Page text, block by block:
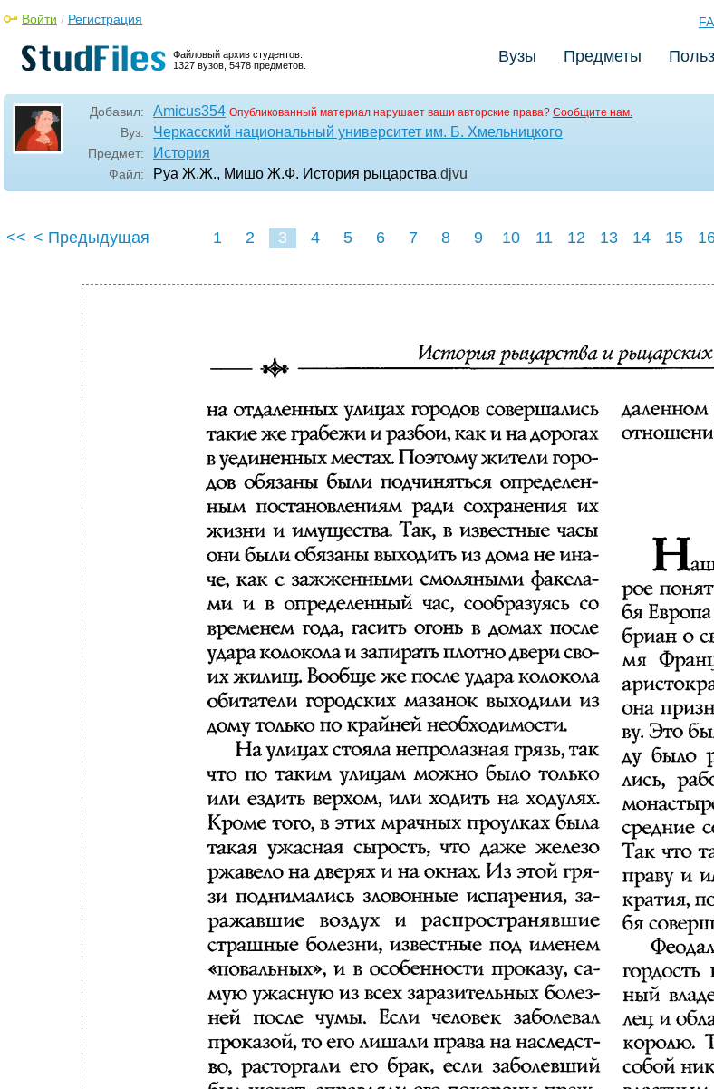
Файловый архив студентов.
1327 вузов, 5478 предметов.
Войти / Регистрация
Вузы Предметы
Добавил: Amicus354 Опубликованный материал нарушает ваши авторские права? Сообщите нам.
Вуз: Черкасский национальный университет им. Б. Хмельницкого
Предмет: История
Файл: Руа Ж.Ж., Мишо Ж.Ф. История рыцарства.djvu
<< < Предыдущая 1 2 3 4 5 6 7 8 9 10 11 12 13 14 15